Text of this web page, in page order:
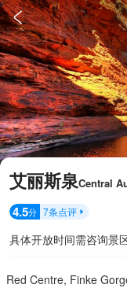

艾丽斯泉Central
4.5分 7条点评 
具体开放时间需咨询景
Red Centre, Finke